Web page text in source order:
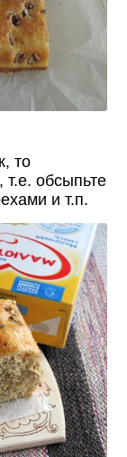
то
т.е. обсыпьте
и т.п.